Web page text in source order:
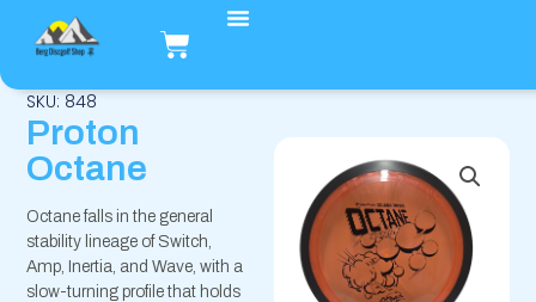
til
innholdet
Handlekurv
SKU: 848
Proton
Octane
Octane falls in the general
stability lineage of Switch,
Amp, Inertia, and Wave, with a
slow-turning profile that holds